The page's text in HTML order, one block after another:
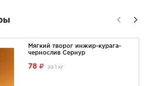
Мягкий творог инжир-курага-
чернослив Сернур
78 за 1 кг